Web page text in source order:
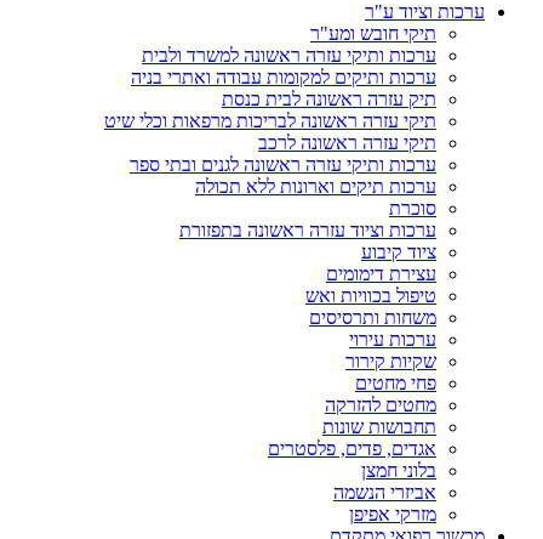
ערכות וציוד ע"ר
תיקי חובש ומע"ר
ערכות ותיקי עזרה ראשונה למשרד ולבית
ערכות ותיקים למקומות עבודה ואתרי בניה
תיק עזרה ראשונה לבית כנסת
תיקי עזרה ראשונה לבריכות מרפאות וכלי שיט
תיקי עזרה ראשונה לרכב
ערכות ותיקי עזרה ראשונה לגנים ובתי ספר
ערכות תיקים וארונות ללא תכולה
סוכרת
ערכות וציוד עזרה ראשונה בתפזורת
ציוד קיבוע
עצירת דימומים
טיפול בכוויות ואש
משחות ותרסיסים
ערכות עירוי
שקיות קירור
פחי מחטים
מחטים להזרקה
תחבושות שונות
אגדים, פדים, פלסטרים
בלוני חמצן
אביזרי הנשמה
מזרקי אפיפן